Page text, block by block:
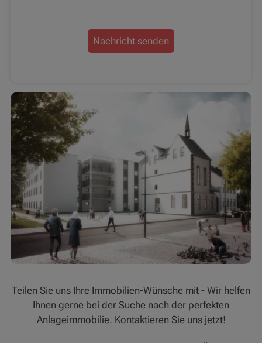
Nachricht senden
Teilen Sie uns Ihre Immobilien-Wünsche mit - Wir helfen
Ihnen gerne bei der Suche nach der perfekten
Anlageimmobilie. Kontaktieren Sie uns jetzt!